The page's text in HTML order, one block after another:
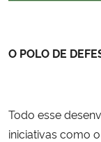
O POLO DE
Todo esse
iniciativas como